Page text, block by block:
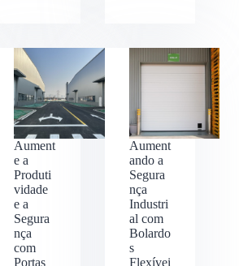
Aument
e a
Produti
vidade
e a
Segura
nça
com
Portas
Aument
ando a
Segura
nça
Industri
al com
Bolardo
s
Flexívei